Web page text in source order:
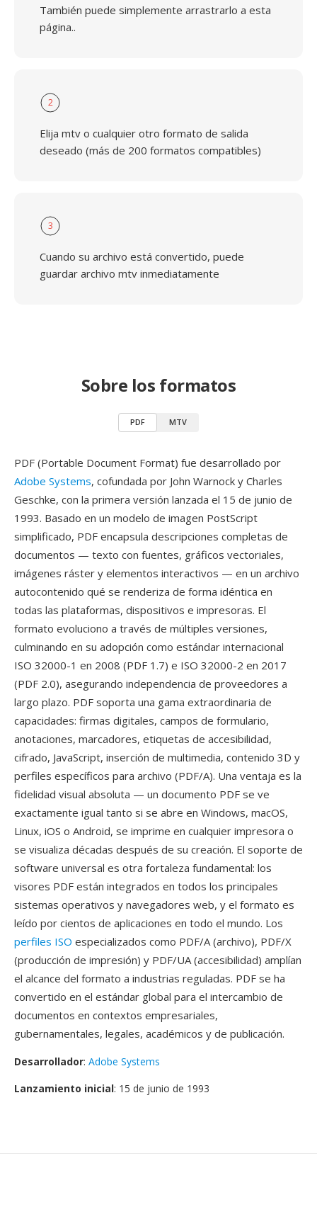
También puede simplemente arrastrarlo a esta
página..
2
Elija mtv o cualquier otro formato de salida
deseado (más de 200 formatos compatibles)
3
Cuando su archivo está convertido, puede
guardar archivo mtv inmediatamente
Sobre los formatos
PDF MTV
PDF (Portable Document Format) fue desarrollado por
Adobe Systems, cofundada por John Warnock y Charles
Geschke, con la primera versión lanzada el 15 de junio de
1993. Basado en un modelo de imagen PostScript
simplificado, PDF encapsula descripciones completas de
documentos — texto con fuentes, gráficos vectoriales,
imágenes ráster y elementos interactivos — en un archivo
autocontenido qué se renderiza de forma idéntica en
todas las plataformas, dispositivos e impresoras. El
formato evoluciono a través de múltiples versiones,
culminando en su adopción como estándar internacional
ISO 32000-1 en 2008 (PDF 1.7) e ISO 32000-2 en 2017
(PDF 2.0), asegurando independencia de proveedores a
largo plazo. PDF soporta una gama extraordinaria de
capacidades: firmas digitales, campos de formulario,
anotaciones, marcadores, etiquetas de accesibilidad,
cifrado, JavaScript, inserción de multimedia, contenido 3D y
perfiles específicos para archivo (PDF/A). Una ventaja es la
fidelidad visual absoluta — un documento PDF se ve
exactamente igual tanto si se abre en Windows, macOS,
Linux, iOS o Android, se imprime en cualquier impresora o
se visualiza décadas después de su creación. El soporte de
software universal es otra fortaleza fundamental: los
visores PDF están integrados en todos los principales
sistemas operativos y navegadores web, y el formato es
leído por cientos de aplicaciones en todo el mundo. Los
perfiles ISO especializados como PDF/A (archivo), PDF/X
(producción de impresión) y PDF/UA (accesibilidad) amplían
el alcance del formato a industrias reguladas. PDF se ha
convertido en el estándar global para el intercambio de
documentos en contextos empresariales,
gubernamentales, legales, académicos y de publicación.
Desarrollador: Adobe Systems
Lanzamiento inicial: 15 de junio de 1993